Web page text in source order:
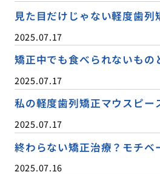
見た目だけじゃない軽度歯列
2025.07.17
矯正中でも食べられないもの
2025.07.17
私の軽度歯列矯正マウスピー
2025.07.17
終わらない矯正治療？モチベ
2025.07.16